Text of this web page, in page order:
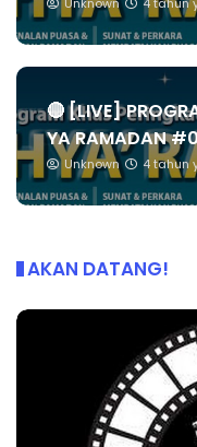
Unknown 4 tahun
🔴 [LIVE]
YA RAMADAN
Unknown 4 tahun
AKAN DATANG!